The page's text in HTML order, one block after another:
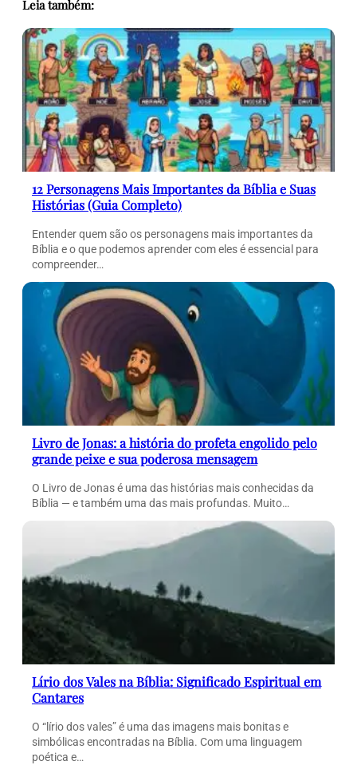
Leia também:
12 Personagens Mais Importantes da Bíblia e Suas
Histórias (Guia Completo)
Entender quem são os personagens mais importantes da
Bíblia e o que podemos aprender com eles é essencial para
compreender…
Livro de Jonas: a história do profeta engolido pelo
grande peixe e sua poderosa mensagem
O Livro de Jonas é uma das histórias mais conhecidas da
Bíblia — e também uma das mais profundas. Muito…
Lírio dos Vales na Bíblia: Significado Espiritual em
Cantares
O “lírio dos vales” é uma das imagens mais bonitas e
simbólicas encontradas na Bíblia. Com uma linguagem
poética e…